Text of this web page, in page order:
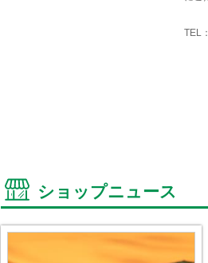
TEL：
ショップニュース